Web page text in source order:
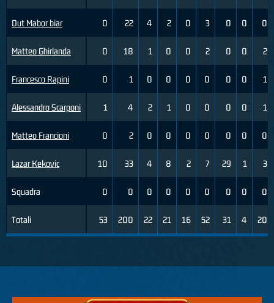
Dut Mabor biar
Matteo Ghirlanda
Francesco Rapini
Alessandro Scarponi
Matteo Francioni
Lazar Kekovic
Squadra
Totali
0 22 4 2 0 3 0 0 0
0 18 1 0 0 2 0 0 2
0 1 0 0 0 0 0 0 1
1 4 2 1 0 0 0 0 1
0 2 0 0 0 0 0 0 0
10 33 4 8 2 7 29 1 3
0 0 0 0 0 0 0 0 0
53 200 22 21 16 52 31 4 20